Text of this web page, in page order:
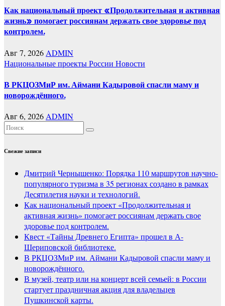
Как национальный проект «Продолжительная и активная
жизнь» помогает россиянам держать свое здоровье под
контролем.
Авг 7, 2026 ADMIN
Национальные проекты России Новости
В РКЦОЗМиР им. Аймани Кадыровой спасли маму и
новорождённого.
Авг 6, 2026ADMIN
Свежие записи
Дмитрий Чернышенко: Порядка 110 маршрутов научно-
популярного туризма в 35 регионах создано в рамках
Десятилетия науки и технологий.
Как национальный проект «Продолжительная и
активная жизнь» помогает россиянам держать свое
здоровье под контролем.
Квест «Тайны Древнего Египта» прошел в А-
Шериповской библиотеке.
В РКЦОЗМиР им. Аймани Кадыровой спасли маму и
новорождённого.
В музей, театр или на концерт всей семьей: в России
стартует праздничная акция для владельцев
Пушкинской карты.